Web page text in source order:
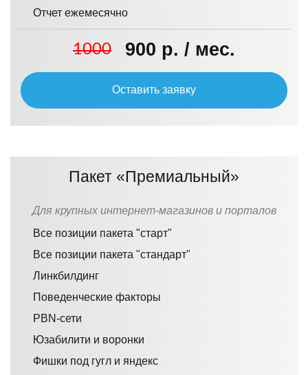
Отчет ежемесячно
1000 900 р. / мес.
Оставить заявку
Пакет «Премиальный»
Для крупных интернет-магазинов и порталов
Все позиции пакета "старт"
Все позиции пакета "стандарт"
Линкбилдинг
Поведенческие факторы
PBN-сети
Юзабилити и воронки
Фишки под гугл и яндекс